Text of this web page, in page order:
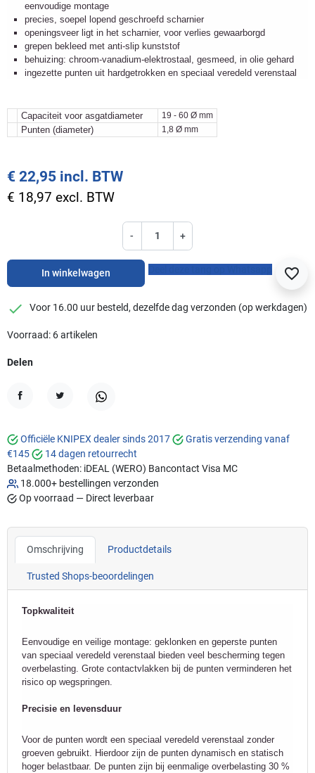
eenvoudige montage
precies, soepel lopend geschroefd scharnier
openingsveer ligt in het scharnier, voor verlies gewaarborgd
grepen bekleed met anti-slip kunststof
behuizing: chroom-vanadium-elektrostaal, gesmeed, in olie gehard
ingezette punten uit hardgetrokken en speciaal veredeld verenstaal
Capaciteit voor asgatdiameter 19 - 60 Ø mm
Punten (diameter) 1,8 Ø mm
€ 22,95 incl. BTW
€ 18,97 excl. BTW
- +
In winkelwagen favorite_border
checkmark
Voor 16.00 uur besteld, dezelfde dag verzonden (op werkdagen)
Voorraad: 6 artikelen
Delen
Officiële KNIPEX dealer sinds 2017
Gratis verzending vanaf
€145
14 dagen retourrecht
Betaalmethoden: iDEAL (WERO) Bancontact Visa MC
18.000+ bestellingen verzonden
Op voorraad — Direct leverbaar
Omschrijving Productdetails
Trusted Shops-beoordelingen
Topkwaliteit
Eenvoudige en veilige montage: geklonken en geperste punten
van speciaal veredeld verenstaal bieden veel bescherming tegen
overbelasting. Grote contactvlakken bij de punten verminderen het
risico op wegspringen.
Precisie en levensduur
Voor de punten wordt een speciaal veredeld verenstaal zonder
groeven gebruikt. Hierdoor zijn de punten dynamisch en statisch
hoger belastbaar. De punten zijn bij eenmalige overbelasting 30 %